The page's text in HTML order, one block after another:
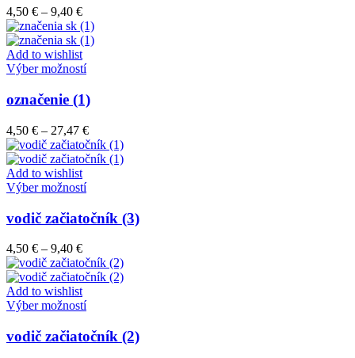
Možnosti
si
môžete
vybrať
na
stránke
produktu.
4,50 € – 9,40 €Price
range:
4,50 €
through
9,40 €
Add to wishlist
Výber možnostíTento
má
viacero
variantov.
Možnosti
si
môžete
vybrať
na
stránke
produktu.
označenie (1)
4,50 € – 27,47 €Price
range:
4,50 €
Add to wishlist
Výber možnostíTento
má
viacero
Možnosti
si
môžete
vybrať
na
stránke
produktu.
vodič začiatočník (3)
4,50 € – 9,40 €Price
range:
4,50 €
through
9,40 €
Add to wishlist
Výber možnostíTento
má
viacero
vodič začiatočník (2)